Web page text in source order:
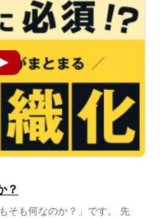
？
そも何なのか？」です。 先